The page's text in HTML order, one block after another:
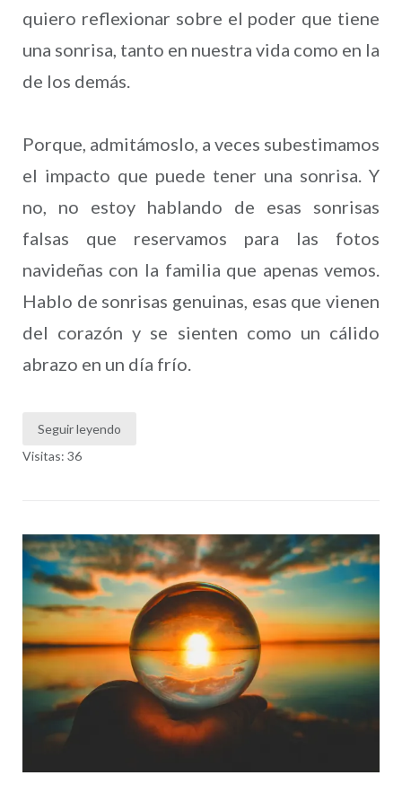
quiero reflexionar sobre el poder que tiene
una sonrisa, tanto en nuestra vida como en la
de los demás.
Porque, admitámoslo, a veces subestimamos
el impacto que puede tener una sonrisa. Y
no, no estoy hablando de esas sonrisas
falsas que reservamos para las fotos
navideñas con la familia que apenas vemos.
Hablo de sonrisas genuinas, esas que vienen
del corazón y se sienten como un cálido
abrazo en un día frío.
Seguir leyendo
Visitas: 36